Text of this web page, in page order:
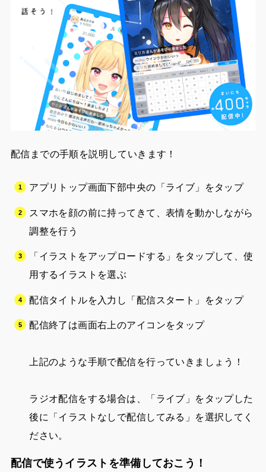
配信までの手順を説明していきます！
アプリトップ画面下部中央の「ライブ」をタップ
スマホを顔の前に持ってきて、表情を動かしながら
調整を行う
「イラストをアップロードする」をタップして、使
用するイラストを選ぶ
配信タイトルを入力し「配信スタート」をタップ
配信終了は画面右上のアイコンをタップ
上記のような手順で配信を行っていきましょう！
ラジオ配信をする場合は、「ライブ」をタップした
後に「イラストなしで配信してみる」を選択してく
ださい。
配信で使うイラストを準備しておこう！